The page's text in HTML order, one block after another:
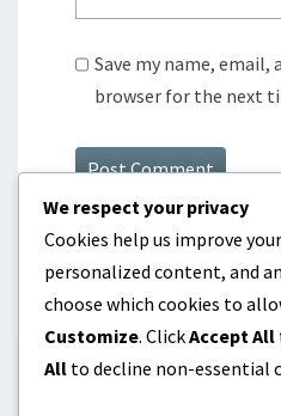
Save my name, email,
browser for the next
HAKU
We respect your privacy
Cookies help us improve
personalized content, and
choose which cookies to
Customize. ClickAccept All
All to decline non-essential